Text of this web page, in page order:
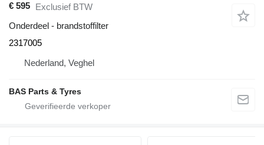
€ 595 Exclusief BTW
Onderdeel - brandstoffilter
2317005
Nederland, Veghel
BAS Parts & Tyres